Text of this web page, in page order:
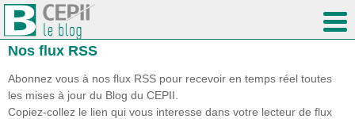
Nos flux RSS
Abonnez vous à nos flux RSS pour recevoir en temps réel toutes
les mises à jour du Blog du CEPII.
Copiez-collez le lien qui vous interesse dans votre lecteur de flux